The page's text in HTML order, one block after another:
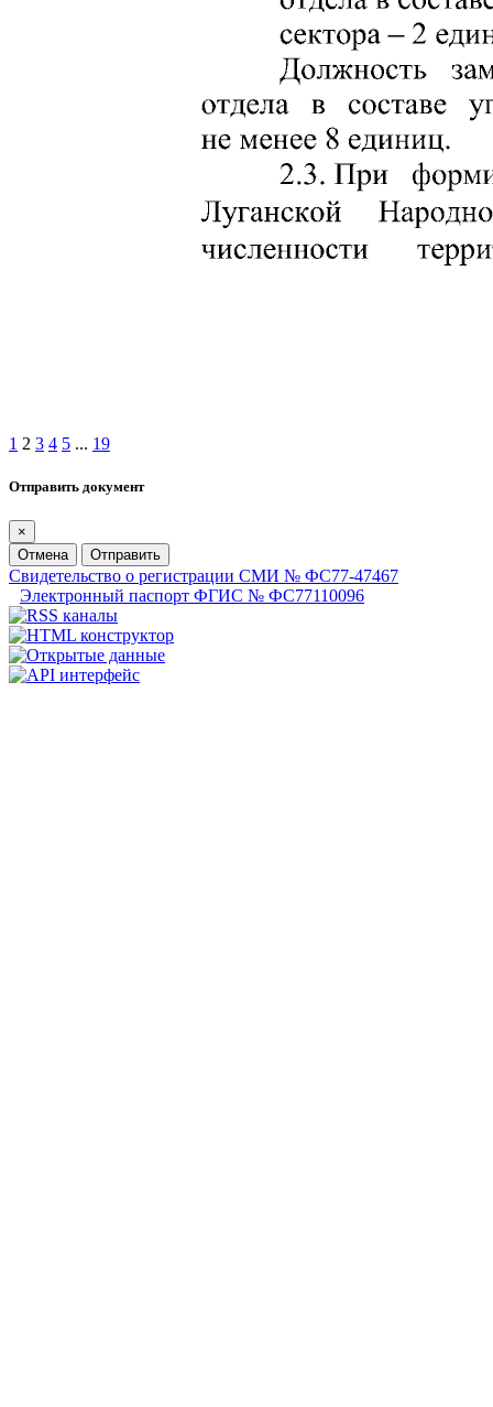
1 2 3 4 5 ... 19
Отправить документ
×
Отмена
Отправить
Свидетельство о регистрации СМИ № ФС77-47467
Электронный паспорт ФГИС № ФС77110096